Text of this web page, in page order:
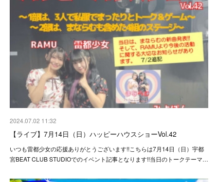
2024.07.02 11:32
【ライブ】7月14日（日）ハッピーハウスショーVol.42
いつも雷都少女の応援ありがとうございます!!こちらは7月14日（日）宇都
宮BEAT CLUB STUDIOでのイベント記事となります!!当日のトークテーマ…